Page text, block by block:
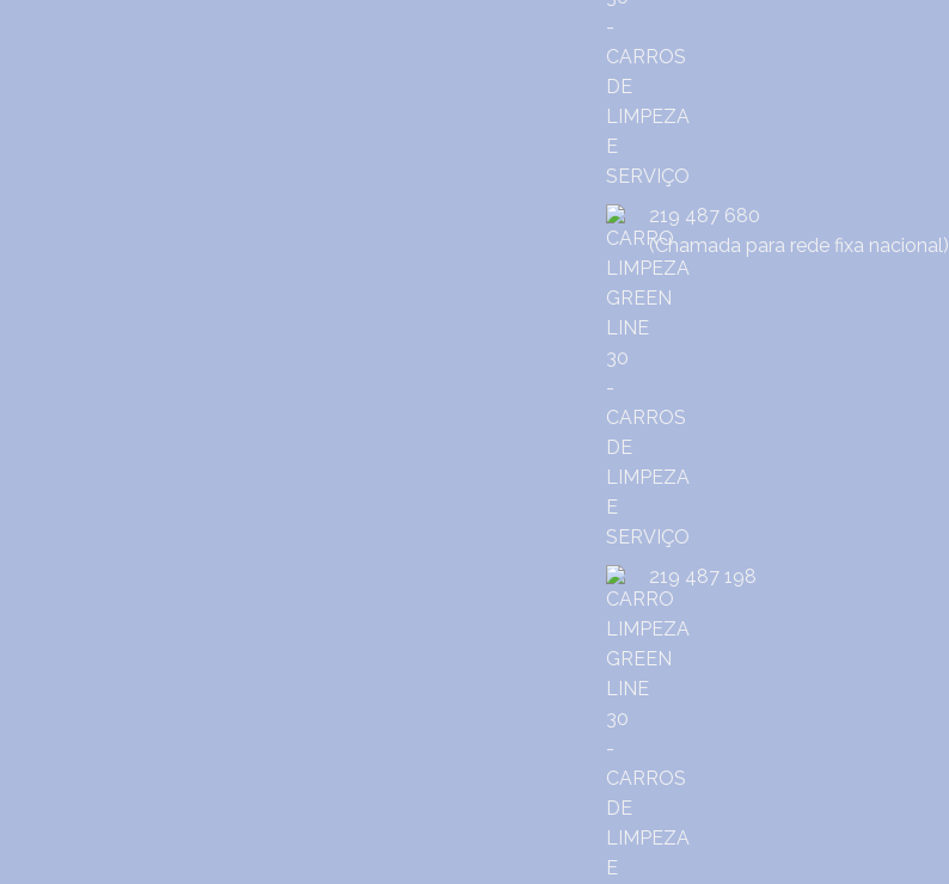
219 487 680
(Chamada para rede fixa nacional)
219 487 198